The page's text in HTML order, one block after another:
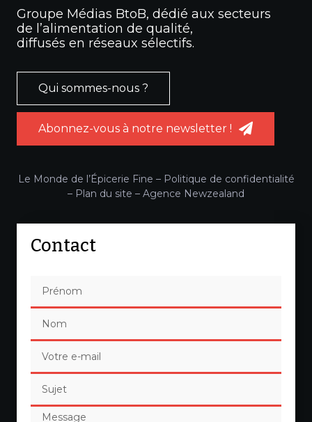
Groupe Médias BtoB, dédié aux secteurs
de l’alimentation de qualité,
diffusés en réseaux sélectifs.
Qui sommes-nous ?
Abonnez-vous à notre newsletter !
Le Monde de l’Épicerie Fine – Politique de confidentialité
– Plan du site – Agence Newzealand
Contact